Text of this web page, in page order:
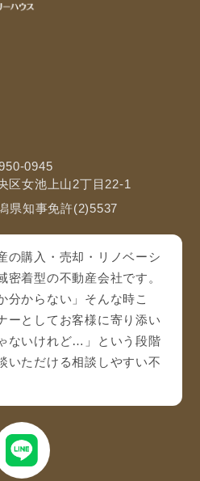
0945
区女池上山2丁目22-1
県知事免許(2)5537
の購入・売却・リノベーシ
密着型の不動産会社です。
分からない」そんな時こ
ーとしてお客様に寄り添い
ないけれど…」という段階
いただける相談しやすい不